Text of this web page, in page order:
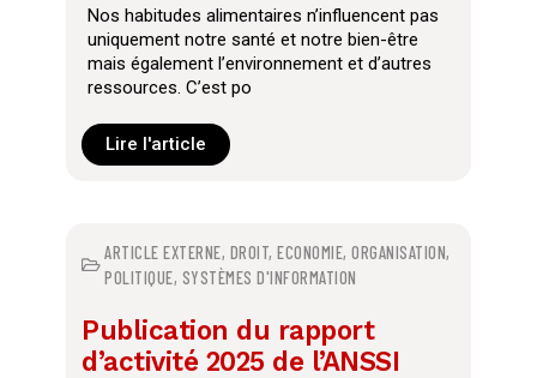
Nos habitudes alimentaires n’influencent pas
uniquement notre santé et notre bien-être
mais également l’environnement et d’autres
ressources. C’est po
Lire l'article
ARTICLE EXTERNE, DROIT,ECONOMIE,ORGANISATION,
POLITIQUE, SYSTÈMES D'INFORMATION
Publication du rapport
d’activité 2025 de l’ANSSI